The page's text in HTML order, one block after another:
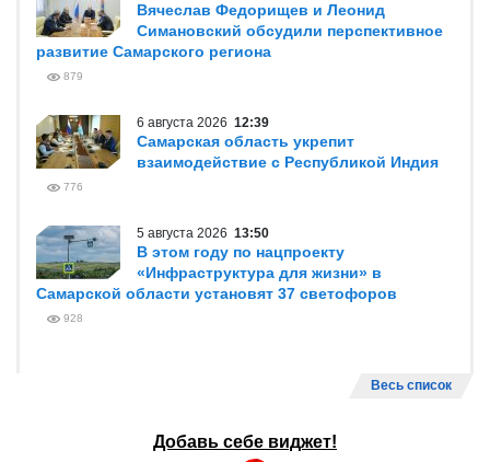
Вячеслав Федорищев и Леонид
Симановский обсудили перспективное
развитие Самарского региона
879
6 августа 2026 12:39
Самарская область укрепит
взаимодействие с Республикой Индия
776
5 августа 2026 13:50
В этом году по нацпроекту
«Инфраструктура для жизни» в
Самарской области установят 37 светофоров
928
Весь список
Добавь себе виджет!